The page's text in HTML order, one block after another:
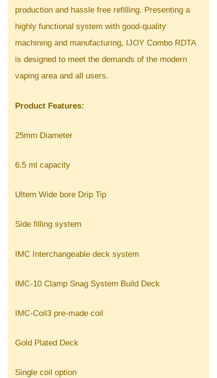
production and hassle free refilling. Presenting a
highly functional system with good-quality
machining and manufacturing, IJOY Combo RDTA
is designed to meet the demands of the modern
vaping area and all users.
Product Features:
25mm Diameter
6.5 ml capacity
Ultem Wide bore Drip Tip
Side filling system
IMC Interchangeable deck system
IMC-10 Clamp Snag System Build Deck
IMC-Coil3 pre-made coil
Gold Plated Deck
Single coil option